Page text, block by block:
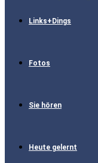
Links+Dings
Fotos
Sie hören
Heute gelernt